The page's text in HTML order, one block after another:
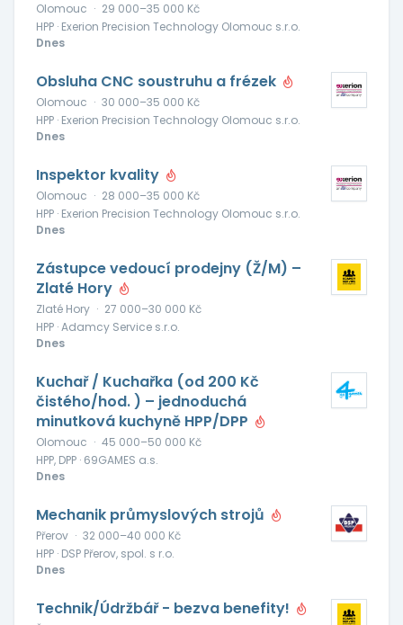
Olomouc · 29 000–35 000 Kč
HPP · Exerion Precision Technology Olomouc s.r.o.
Dnes
Obsluha CNC soustruhu a frézek
Olomouc · 30 000–35 000 Kč
HPP · Exerion Precision Technology Olomouc s.r.o.
Dnes
Inspektor kvality
Olomouc · 28 000–35 000 Kč
HPP · Exerion Precision Technology Olomouc s.r.o.
Dnes
Zástupce vedoucí prodejny (Ž/M) –
Zlaté Hory
Zlaté Hory · 27 000–30 000 Kč
HPP · Adamcy Service s.r.o.
Dnes
Kuchař / Kuchařka (od 200 Kč
čistého/hod. ) – jednoduchá
minutková kuchyně HPP/DPP
Olomouc · 45 000–50 000 Kč
HPP, DPP · 69GAMES a.s.
Dnes
Mechanik průmyslových strojů
Přerov · 32 000–40 000 Kč
HPP · DSP Přerov, spol. s r.o.
Dnes
Technik/Údržbář - bezva benefity!